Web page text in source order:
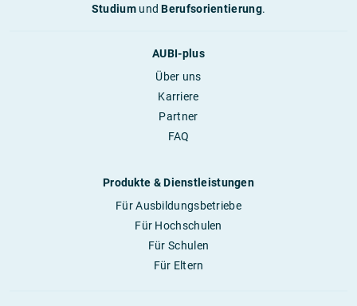
StudiumundBerufsorientierung.
AUBI-plus
Über uns
Karriere
Partner
FAQ
Produkte & Dienstleistungen
Für Ausbildungsbetriebe
Für Hochschulen
Für Schulen
Für Eltern